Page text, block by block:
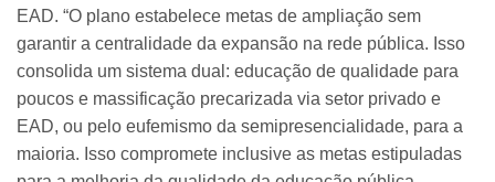
EAD. “O plano estabelece metas de ampliação sem
garantir a centralidade da expansão na rede pública. Isso
consolida um sistema dual: educação de qualidade para
poucos e massificação precarizada via setor privado e
EAD, ou pelo eufemismo da semipresencialidade, para a
maioria. Isso compromete inclusive as metas estipuladas